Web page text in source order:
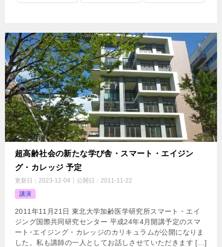
超高齢社会の新たな学び舎・スマート・エイジン
グ・カレッジ 予定
更新日： 2023-12-04 公開日： 2011-11-22
講演
2011年11月21日 東北大学加齢医学研究所スマート・エイ
ジング国際共同研究センター 平成24年4月開講予定のスマ
ート･エイジング・カレッジのカリキュラムが公開になりま
した。私も講師の一人としてお話しさせていただきます […]